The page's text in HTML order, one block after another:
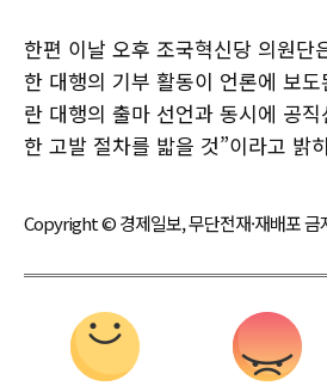
한편 이날 오후 조국혁신당 의원단
한 대행의 기부 활동이 언론에 보
란 대행의 출마 선언과 동시에 공
한 고발 절차를 밟을 것”이라고 밝
Copyright © 경제일보, 무단전재·재배포 금